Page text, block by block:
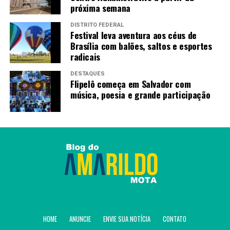
TAGS
PRÓXIMO
Base do governo pede indiciamento de Bolsonaro na
CPMI do INSS
RECENTES
Relatório da CPMI do INSS pede indiciamento de 216
pessoas
próxima semana
DISTRITO FEDERAL
Festival leva aventura aos céus de
Brasília com balões, saltos e esportes
radicais
DESTAQUES
Flipelô começa em Salvador com
música, poesia e grande participação
HOME ANUNCIE ENVIE SUA NOTÍCIA CONTATO